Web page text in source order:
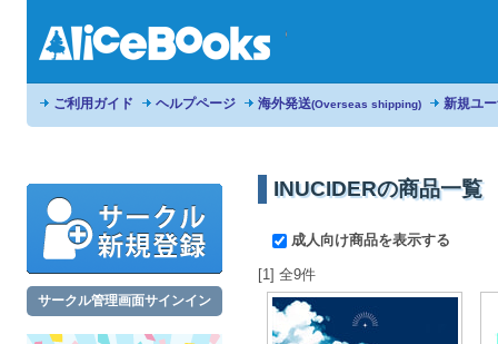
ご利用ガイド ヘルプページ 海外発送(Overseas shipping) 新規ユ
サークル管理画面サインイン
INUCIDERの商品一覧
成人向け商品を表示する
[1] 全9件